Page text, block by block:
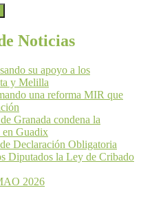
Noticias
su apoyo a los
y Melilla
una reforma MIR que
Granada condena la
en Guadix
Declaración Obligatoria
Diputados la Ley de Cribado
2026